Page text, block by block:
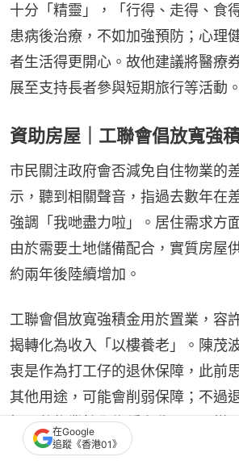
十分「精靈」，「行得、走得、食
患病後治療，不如加強預防；心理
者生活得更開心。故他建議將醫療
展至支持長者參與短期旅行等活動。
資助房屋｜工聯會倡放寬強
市民關注政府會否減免自住物業的
示，聽到相關聲音，指過去數年在
強調「我哋盡力啦」。居住需求方
由於需要土地儲備配合，實質房屋
約兩年後陸續增加。
工聯會倡放寬強積金用於置業，容
揭轉化為收入「以樓養老」。陳茂
衷是作為打工仔的退休保障，此前
其他用途，可能會削弱保障；不過
揭」將物業轉化為穩定收入，同樣
障方式，政府會作考慮。但其後有
在Google
追蹤《香港01》